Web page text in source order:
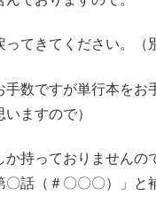
てきてください。（
数ですが単行本を
ますので）
持っておりません
話（＃〇〇〇）」と